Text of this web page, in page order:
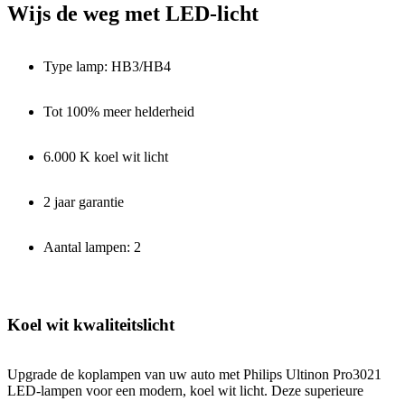
Wijs de weg met LED-licht
Type lamp: HB3/HB4
Tot 100% meer helderheid
6.000 K koel wit licht
2 jaar garantie
Aantal lampen: 2
Koel wit kwaliteitslicht
Upgrade de koplampen van uw auto met Philips Ultinon Pro3021
LED-lampen voor een modern, koel wit licht. Deze superieure